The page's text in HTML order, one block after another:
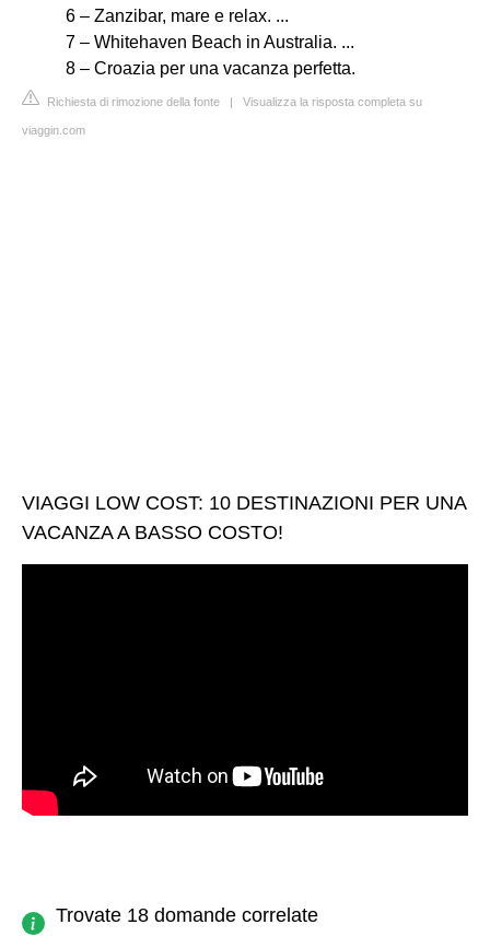
6 – Zanzibar, mare e relax. ...
7 – Whitehaven Beach in Australia. ...
8 – Croazia per una vacanza perfetta.
Richiesta di rimozione della fonte | Visualizza la risposta completa su
viaggin.com
VIAGGI LOW COST: 10 DESTINAZIONI PER UNA
VACANZA A BASSO COSTO!
Trovate 18 domande correlate